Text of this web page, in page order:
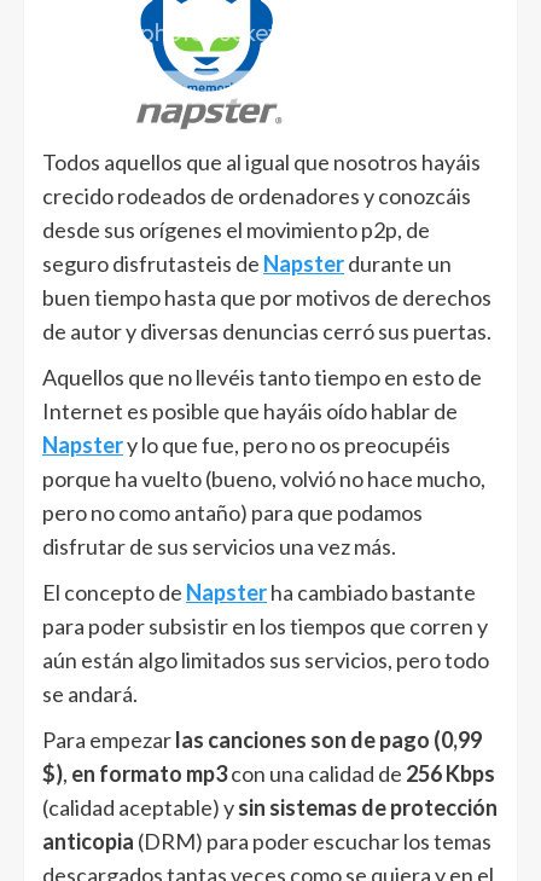
Todos aquellos que al igual que nosotros hayáis
crecido rodeados de ordenadores y conozcáis
desde sus orígenes el movimiento p2p, de
seguro disfrutasteis de Napsterdurante un
buen tiempo hasta que por motivos de derechos
de autor y diversas denuncias cerró sus puertas.
Aquellos que no llevéis tanto tiempo en esto de
Internet es posible que hayáis oído hablar de
Napstery lo que fue, pero no os preocupéis
porque ha vuelto (bueno, volvió no hace mucho,
pero no como antaño) para que podamos
disfrutar de sus servicios una vez más.
El concepto de Napsterha cambiado bastante
para poder subsistir en los tiempos que corren y
aún están algo limitados sus servicios, pero todo
se andará.
Para empezarlas canciones son de pago (0,99
$), en formato mp3con una calidad de 256 Kbps
(calidad aceptable) ysin sistemas de protección
anticopia (DRM) para poder escuchar los temas
descargados tantas veces como se quiera y en el